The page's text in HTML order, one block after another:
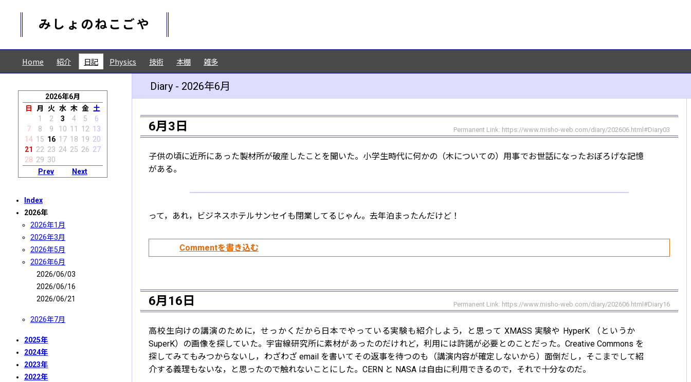
みしょのねこごや
Home 紹介 日記 Physics 技術 本棚 雑多
Diary - 2026年6月
2026年6月
日
月 火 水 木 金 土
1
2 3 4 5
6
7
8 9 10 11 12 13
14 15 16 17 18 19 20
21 22 23 24 25 26 27
28 29 30
Prev
Next
Index
2026年
2026年1月
2026年3月
2026年5月
2026年6月
2026/06/03
2026/06/16
2026/06/21
2026年7月
2025年
2024年
2023年
2022年
6月3日 Permanent Link: https://www.misho-web.com/diary/202606.html#Diary03
子供の頃に近所にあった製材所が破産したことを聞いた。小学生時代に何かの（木についての）用事でお世話になったおぼろげな記憶
がある。
って，あれ，ビジネスホテルサンセイも閉業してるじゃん。去年泊まったんだけど！
6月16日 Permanent Link: https://www.misho-web.com/diary/202606.html#Diary16
高校生向けの講演のために，せっかくだから日本でやっている実験も紹介しよう，と思って XMASS 実験や HyperK （というか
SuperK）の画像を探していた。宇宙線研究所に素材があったのだけれど，利用には許諾が必要とのことだった。Creative Commons を
探してみてもみつからないし，わざわざ email を書いてその返事を待つのも（講演内容が確定しないから）面倒だし，そこまでして紹
介する義理もないな，と思ったので触れないことにした。CERN と NASA は自由に利用できるので，それで十分なのだ。